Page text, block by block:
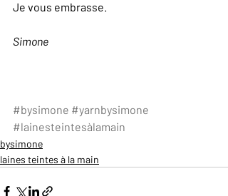
Je vous embrasse.
Simone
#bysimone #yarnbysimone
#lainesteintesàlamain
bysimone
laines teintes à la main